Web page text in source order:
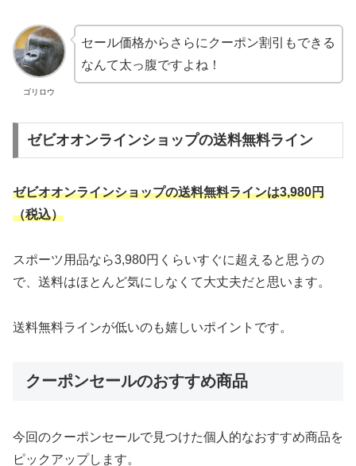
ゴリロウ
セール価格からさらにクーポン割引もできる
なんて太っ腹ですよね！
ゼビオオンラインショップの送料無料ライン
ゼビオオンラインショップの送料無料ラインは3,980円
（税込）
スポーツ用品なら3,980円くらいすぐに超えると思うの
で、送料はほとんど気にしなくて大丈夫だと思います。
送料無料ラインが低いのも嬉しいポイントです。
クーポンセールのおすすめ商品
今回のクーポンセールで見つけた個人的なおすすめ商品を
ピックアップします。